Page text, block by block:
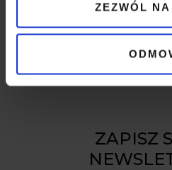
ZEZWÓL
ZAPISZ